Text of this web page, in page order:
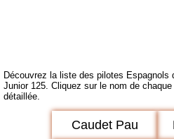
Découvrez la liste des pilotes Espagnols
Junior 125. Cliquez sur le nom de
détaillée.
Caudet Pau